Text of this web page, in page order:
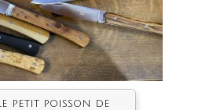
petit poisson de